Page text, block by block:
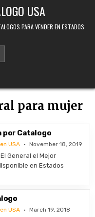
USA
PARA VENDER EN ESTADOS
para mujer
por Catalogo
USA November 18, 2019
General el Mejor
en Estados
USA March 19, 2018